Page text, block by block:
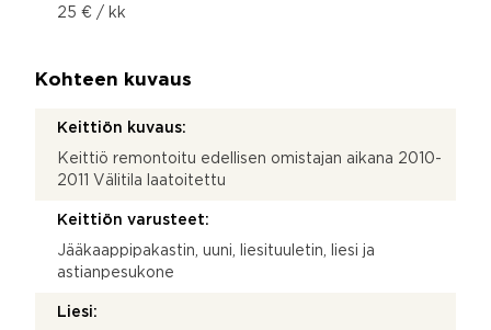
25 € / kk
Kohteen kuvaus
Keittiön kuvaus:
Keittiö remontoitu edellisen omistajan aikana 2010-
2011 Välitila laatoitettu
Keittiön varusteet:
Jääkaappipakastin, uuni, liesituuletin, liesi ja
astianpesukone
Liesi: